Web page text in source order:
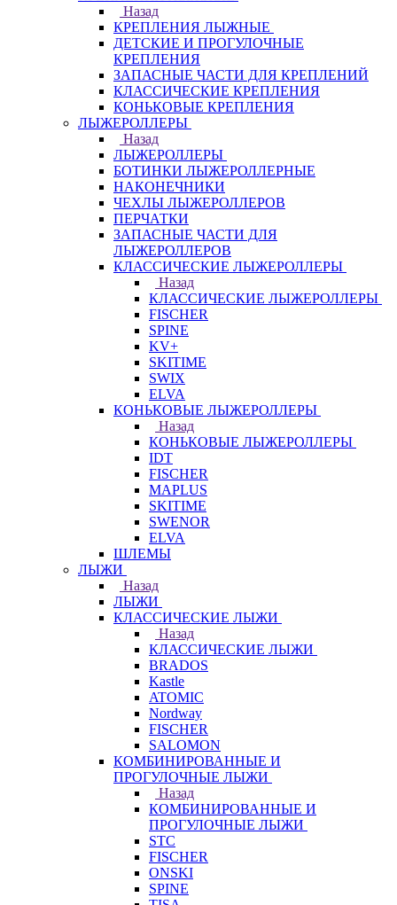
Назад
КРЕПЛЕНИЯ ЛЫЖНЫЕ
ДЕТСКИЕ И ПРОГУЛОЧНЫЕ
КРЕПЛЕНИЯ
ЗАПАСНЫЕ ЧАСТИ ДЛЯ КРЕПЛЕНИЙ
КЛАССИЧЕСКИЕ КРЕПЛЕНИЯ
КОНЬКОВЫЕ КРЕПЛЕНИЯ
ЛЫЖЕРОЛЛЕРЫ
Назад
ЛЫЖЕРОЛЛЕРЫ
БОТИНКИ ЛЫЖЕРОЛЛЕРНЫЕ
НАКОНЕЧНИКИ
ЧЕХЛЫ ЛЫЖЕРОЛЛЕРОВ
ПЕРЧАТКИ
ЗАПАСНЫЕ ЧАСТИ ДЛЯ
ЛЫЖЕРОЛЛЕРОВ
КЛАССИЧЕСКИЕ ЛЫЖЕРОЛЛЕРЫ
Назад
КЛАССИЧЕСКИЕ ЛЫЖЕРОЛЛЕРЫ
FISCHER
SPINE
KV+
SKITIME
SWIX
ELVA
КОНЬКОВЫЕ ЛЫЖЕРОЛЛЕРЫ
Назад
КОНЬКОВЫЕ ЛЫЖЕРОЛЛЕРЫ
IDT
FISCHER
MAPLUS
SKITIME
SWENOR
ELVA
ШЛЕМЫ
ЛЫЖИ
Назад
ЛЫЖИ
КЛАССИЧЕСКИЕ ЛЫЖИ
Назад
КЛАССИЧЕСКИЕ ЛЫЖИ
BRADOS
Kastle
ATOMIC
Nordway
FISCHER
SALOMON
КОМБИНИРОВАННЫЕ И
ПРОГУЛОЧНЫЕ ЛЫЖИ
Назад
КОМБИНИРОВАННЫЕ И
ПРОГУЛОЧНЫЕ ЛЫЖИ
STC
FISCHER
ONSKI
SPINE